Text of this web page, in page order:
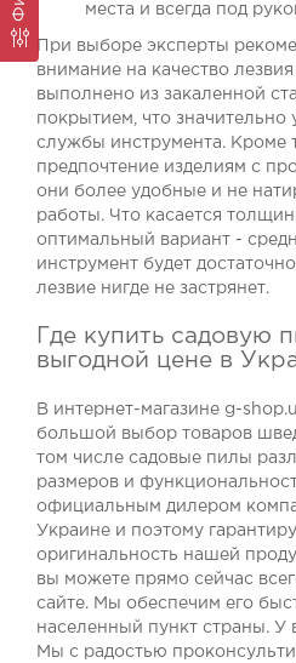
места и всегда под
При выборе эксперты
внимание на качество
выполнено из закаленной
покрытием, что значительно
службы инструмента. Кроме
предпочтение изделиям с
они более удобные и не
работы. Что касается
оптимальный вариант -
инструмент будет
лезвие нигде не застрянет.
Где купить садовую
выгодной цене в
В интернет-магазине g-
большой выбор товаров
том числе садовые пилы
размеров и
официальным дилером
Украине и поэтому
оригинальность нашей
вы можете прямо сейчас
сайте. Мы обеспечим его
населенный пункт страны. У
Мы с радостью